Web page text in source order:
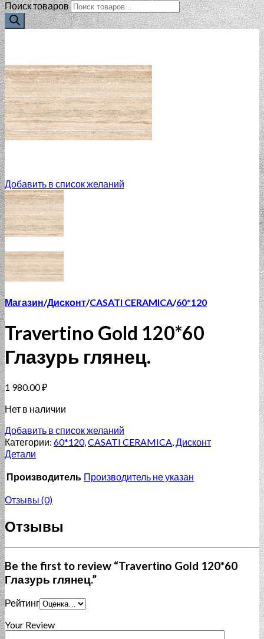
Поиск товаров
Добавить в список желаний
Магазин/Дисконт/CASATI CERAMICA/60*120
Travertinо Gold 120*60
Глазурь глянец.
1 980.00₽
Нет в наличии
Добавить в список желаний
Категории: 60*120,CASATI CERAMICA,Дисконт
Детали
Производитель Производитель не указан
Отзывы (0)
Отзывы
Be the first to review “Travertinо Gold 120*60
Глазурь глянец.”
Рейтинг
Your Review